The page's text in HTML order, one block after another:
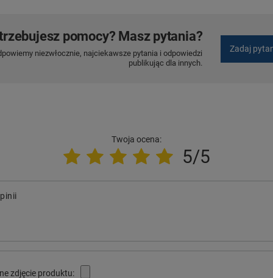
pomocy? Masz pytania?
niezwłocznie, najciekawsze pytania i odpowiedzi
publikując dla innych.
Zadaj
Twoja ocena:
5/5
zdjęcie produktu: